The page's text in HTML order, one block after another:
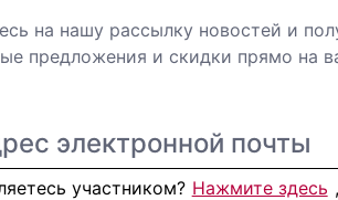
на нашу рассылку новостей и
предложения и скидки прямо на
участником? Нажмите здесь